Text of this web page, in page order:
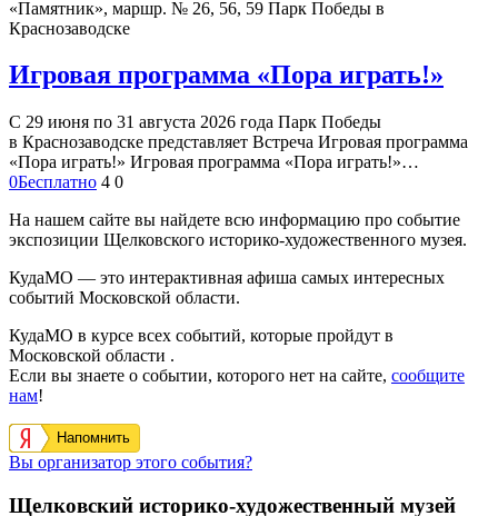
«Памятник», маршр. № 26, 56, 59 Парк Победы в
Краснозаводске
Игровая программа «Пора играть!»
С 29 июня по 31 августа 2026 года Парк Победы
в Краснозаводске представляет Встреча Игровая программа
«Пора играть!» Игровая программа «Пора играть!»…
0Бесплатно 4 0
На нашем сайте вы найдете всю информацию про событие
экспозиции Щелковского историко-художественного музея.
КудаМО — это интерактивная афиша самых интересных
событий Московской области.
КудаМО в курсе всех событий, которые пройдут в
Московской области .
Если вы знаете о событии, которого нет на сайте, сообщите
нам!
Напомнить
Вы организатор этого события?
Щелковский историко-художественный музей